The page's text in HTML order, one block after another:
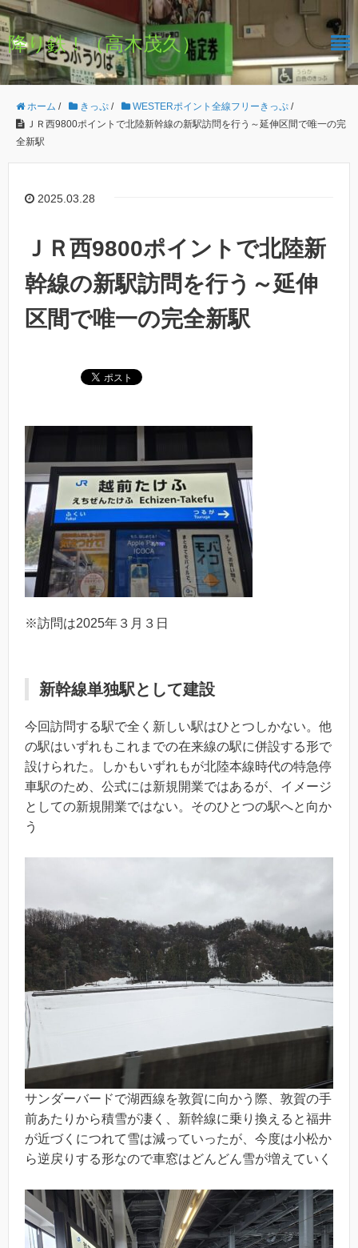
降り鉄！（高木茂久）
ホーム / きっぷ / WESTERポイント全線フリーきっぷ /
ＪＲ西9800ポイントで北陸新幹線の新駅訪問を行う～延伸区間で唯一の完
全新駅
2025.03.28
ＪＲ西9800ポイントで北陸新
幹線の新駅訪問を行う～延伸
区間で唯一の完全新駅
※訪問は2025年３月３日
新幹線単独駅として建設
今回訪問する駅で全く新しい駅はひとつしかない。他
の駅はいずれもこれまでの在来線の駅に併設する形で
設けられた。しかもいずれもが北陸本線時代の特急停
車駅のため、公式には新規開業ではあるが、イメージ
としての新規開業ではない。そのひとつの駅へと向か
う
サンダーバードで湖西線を敦賀に向かう際、敦賀の手
前あたりから積雪が凄く、新幹線に乗り換えると福井
が近づくにつれて雪は減っていったが、今度は小松か
ら逆戻りする形なので車窓はどんどん雪が増えていく